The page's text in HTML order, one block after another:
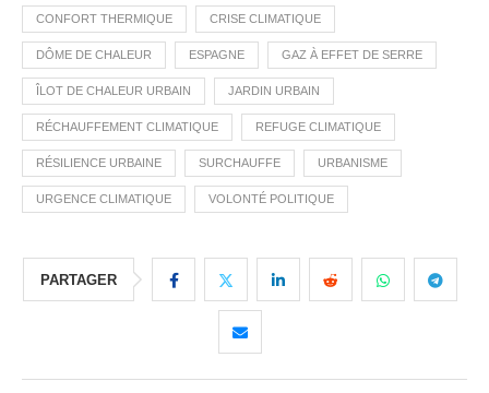
CONFORT THERMIQUE CRISE CLIMATIQUE
DÔME DE CHALEUR ESPAGNE GAZ À EFFET DE SERRE
ÎLOT DE CHALEUR URBAIN JARDIN URBAIN
RÉCHAUFFEMENT CLIMATIQUE REFUGE CLIMATIQUE
RÉSILIENCE URBAINE SURCHAUFFE URBANISME
URGENCE CLIMATIQUE VOLONTÉ POLITIQUE
PARTAGER